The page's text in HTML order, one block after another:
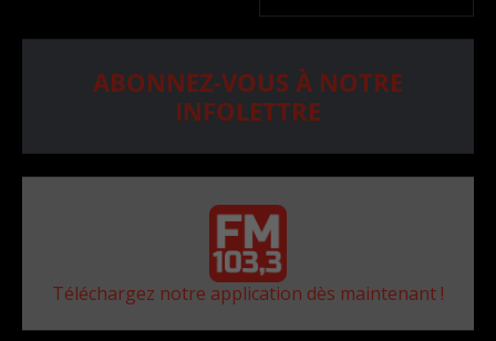
ABONNEZ-VOUS À NOTRE
INFOLETTRE
Téléchargez notre application dès maintenant !